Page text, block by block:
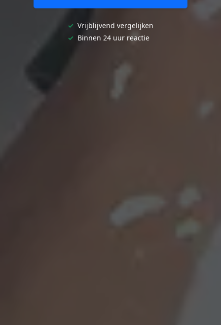
✓ Vrijblijvend vergelijken
✓ Binnen 24 uur reactie